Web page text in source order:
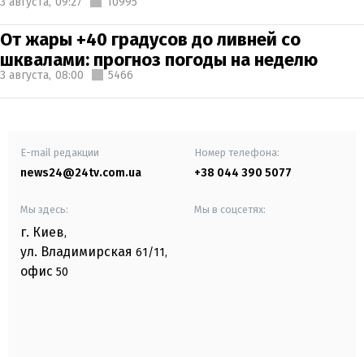
От жары +40 градусов до ливней со
шквалами: прогноз погоды на неделю
3 августа, 08:00 5466
E-mail редакции
news24@24tv.com.ua
Номер телефона:
+38 044 390 5077
Мы здесь:
г. Киев,
ул. Владимирская 61/11,
офис 50
Мы в соцсетях: